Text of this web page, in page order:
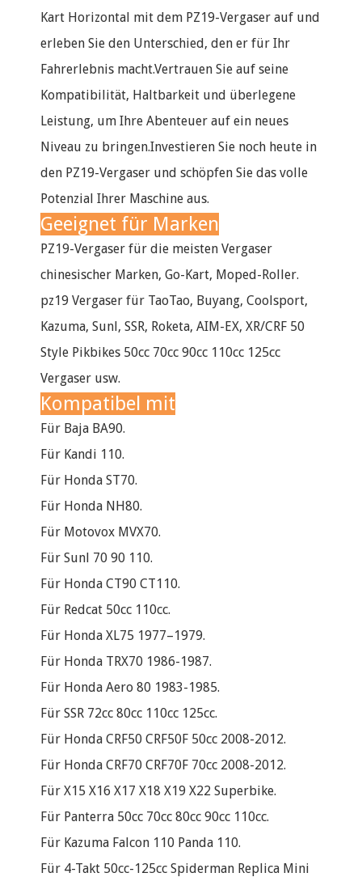
Kart Horizontal mit dem PZ19-Vergaser auf und
erleben Sie den Unterschied, den er für Ihr
Fahrerlebnis macht.Vertrauen Sie auf seine
Kompatibilität, Haltbarkeit und überlegene
Leistung, um Ihre Abenteuer auf ein neues
Niveau zu bringen.Investieren Sie noch heute in
den PZ19-Vergaser und schöpfen Sie das volle
Potenzial Ihrer Maschine aus.
Geeignet für Marken
PZ19-Vergaser für die meisten Vergaser
chinesischer Marken, Go-Kart, Moped-Roller.
pz19 Vergaser für TaoTao, Buyang, Coolsport,
Kazuma, Sunl, SSR, Roketa, AIM-EX, XR/CRF 50
Style Pikbikes 50cc 70cc 90cc 110cc 125cc
Vergaser usw.
Kompatibel mit
Für Baja BA90.
Für Kandi 110.
Für Honda ST70.
Für Honda NH80.
Für Motovox MVX70.
Für Sunl 70 90 110.
Für Honda CT90 CT110.
Für Redcat 50cc 110cc.
Für Honda XL75 1977–1979.
Für Honda TRX70 1986-1987.
Für Honda Aero 80 1983-1985.
Für SSR 72cc 80cc 110cc 125cc.
Für Honda CRF50 CRF50F 50cc 2008-2012.
Für Honda CRF70 CRF70F 70cc 2008-2012.
Für X15 X16 X17 X18 X19 X22 Superbike.
Für Panterra 50cc 70cc 80cc 90cc 110cc.
Für Kazuma Falcon 110 Panda 110.
Für 4-Takt 50cc-125cc Spiderman Replica Mini